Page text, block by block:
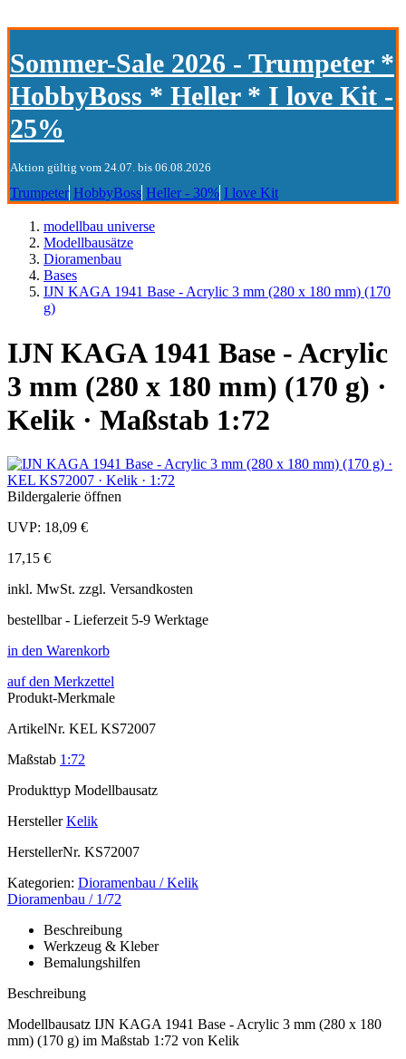
Sommer-Sale 2026 - Trumpeter *
HobbyBoss * Heller * I love Kit -
25%
Aktion gültig vom 24.07. bis 06.08.2026
Trumpeter HobbyBoss Heller - 30% I love Kit
modellbau universe
Modellbausätze
Dioramenbau
Bases
IJN KAGA 1941 Base - Acrylic 3 mm (280 x 180 mm) (170
g)
IJN KAGA 1941 Base - Acrylic
3 mm (280 x 180 mm) (170 g) ·
Kelik · Maßstab 1:72
Bildergalerie öffnen
UVP: 18,09 €
17,15 €
inkl. MwSt. zzgl. Versandkosten
bestellbar - Lieferzeit 5-9 Werktage
in den Warenkorb
auf den Merkzettel
Produkt-Merkmale
ArtikelNr. KEL KS72007
Maßstab 1:72
Produkttyp Modellbausatz
Hersteller Kelik
HerstellerNr. KS72007
Kategorien: Dioramenbau / Kelik
Dioramenbau / 1/72
Beschreibung
Werkzeug & Kleber
Bemalungshilfen
Beschreibung
Modellbausatz IJN KAGA 1941 Base - Acrylic 3 mm (280 x 180
mm) (170 g) im Maßstab 1:72 von Kelik